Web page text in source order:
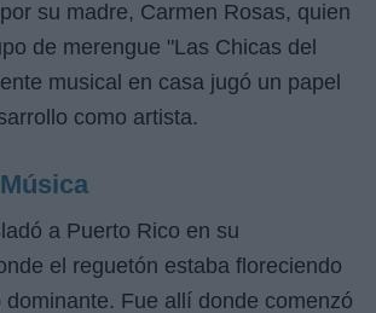
su madre, Carmen Rosas, quien
de merengue "Las Chicas del
musical en casa jugó un papel
como artista.
a Puerto Rico en su
el reguetón estaba floreciendo
dominante. Fue allí donde comenzó